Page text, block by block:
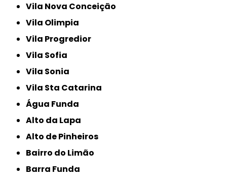
Vila Nova Conceição
Vila Olimpia
Vila Progredior
Vila Sofia
Vila Sonia
Vila Sta Catarina
Água Funda
Alto da Lapa
Alto de Pinheiros
Bairro do Limão
Barra Funda